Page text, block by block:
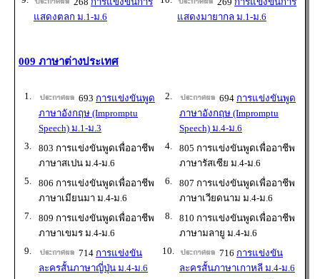
แสดงตลก ม.1-ม.6
แสดงมายากล ม.1-ม.6
009 ภาษาต่างประเทศ
1. 693 การแข่งขันพูด
ภาษาอังกฤษ (Impromptu
Speech) ม.1-ม.3
2. 694 การแข่งขันพูด
ภาษาอังกฤษ (Impromptu
Speech) ม.4-ม.6
3.
803 การแข่งขันพูดเพื่ออาชีพ
ภาษาสเปน ม.4-ม.6
4.
805 การแข่งขันพูดเพื่ออาชีพ
ภาษารัสเซีย ม.4-ม.6
5.
806 การแข่งขันพูดเพื่ออาชีพ
ภาษาเมียนมา ม.4-ม.6
6.
807 การแข่งขันพูดเพื่ออาชีพ
ภาษาเวียดนาม ม.4-ม.6
7.
809 การแข่งขันพูดเพื่ออาชีพ
ภาษาเขมร ม.4-ม.6
8.
810 การแข่งขันพูดเพื่ออาชีพ
ภาษามลายู ม.4-ม.6
9.
714 การแข่งขัน
ละครสั้นภาษาญี่ปุ่น ม.4-ม.6
10. 716 การแข่งขัน
ละครสั้นภาษาเกาหลี ม.4-ม.6